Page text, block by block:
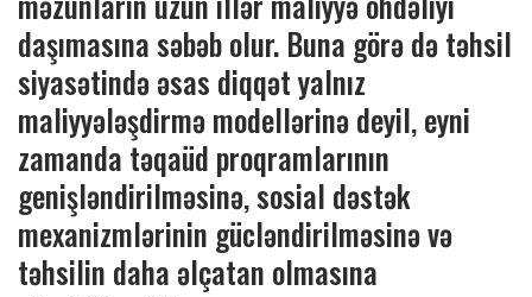
daşımasına səbəb olur. Buna görə də təhsil
siyasətində əsas diqqət yalnız
maliyyələşdirmə modellərinə deyil, eyni
zamanda təqaüd proqramlarının
genişləndirilməsinə, sosial dəstək
mexanizmlərinin gücləndirilməsinə və
təhsilin daha əlçatan olmasına